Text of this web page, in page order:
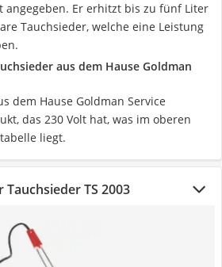
angegeben. Er erhitzt bis zu fünf Liter
Tauchsieder, welche eine Leistung
aus dem Hause Goldman
dem Hause Goldman Service
das 230 Volt hat, was im oberen
liegt.
TS 2003